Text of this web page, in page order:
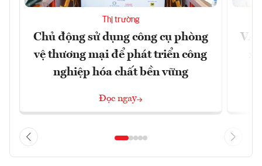
Thị trường
Chủ động sử dụng công cụ phòng
vệ thương mại để phát triển công
nghiệp hóa chất bền vững
Đọc ngay